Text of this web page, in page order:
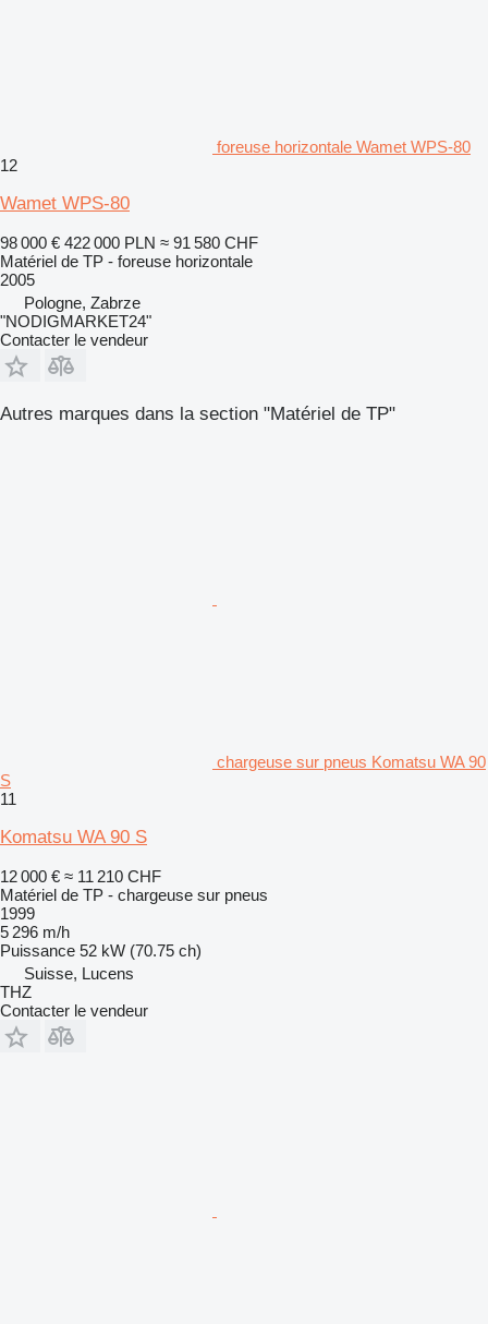
foreuse horizontale Wamet WPS-80
12
Wamet WPS-80
98 000 € 422 000 PLN ≈ 91 580 CHF
Matériel de TP - foreuse horizontale
2005
Pologne, Zabrze
"NODIGMARKET24"
Contacter le vendeur
Autres marques dans la section "Matériel de TP"
chargeuse sur pneus Komatsu WA 90
S
11
Komatsu WA 90 S
12 000 € ≈ 11 210 CHF
Matériel de TP - chargeuse sur pneus
1999
5 296 m/h
Puissance 52 kW (70.75 ch)
Suisse, Lucens
THZ
Contacter le vendeur